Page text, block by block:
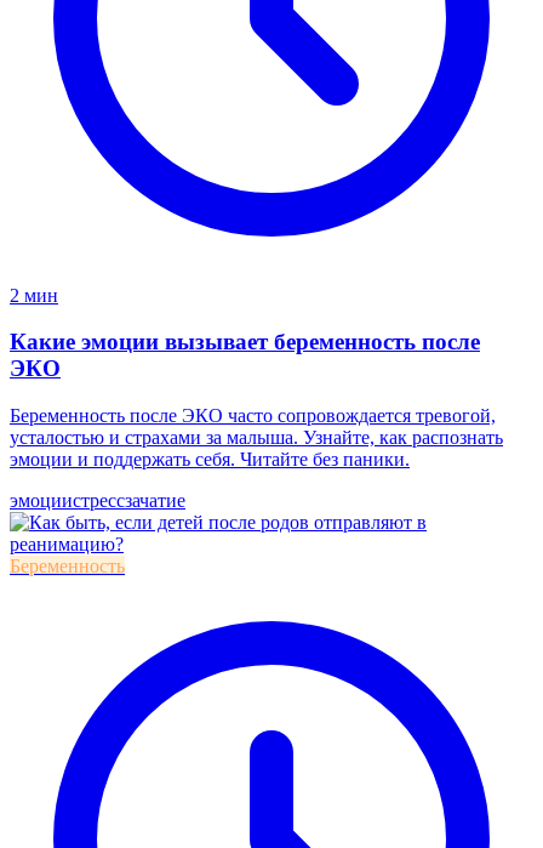
2 мин
Какие эмоции вызывает беременность после
ЭКО
Беременность после ЭКО часто сопровождается тревогой,
усталостью и страхами за малыша. Узнайте, как распознать
эмоции и поддержать себя. Читайте без паники.
эмоциистрессзачатие
Беременность